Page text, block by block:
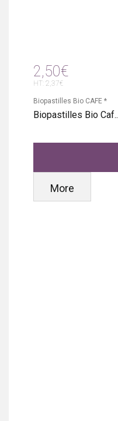
2,50€
HT: 2,37€
Biopastilles Bio CAFE *
Biopastilles Bio Caf..
More